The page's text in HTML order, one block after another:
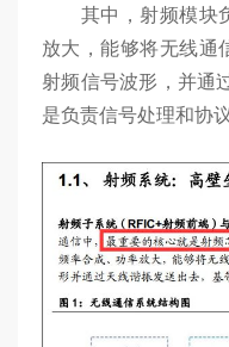
其中，射频模块负
放大，能够将无线通
射频信号波形，并通
是负责信号处理和协议